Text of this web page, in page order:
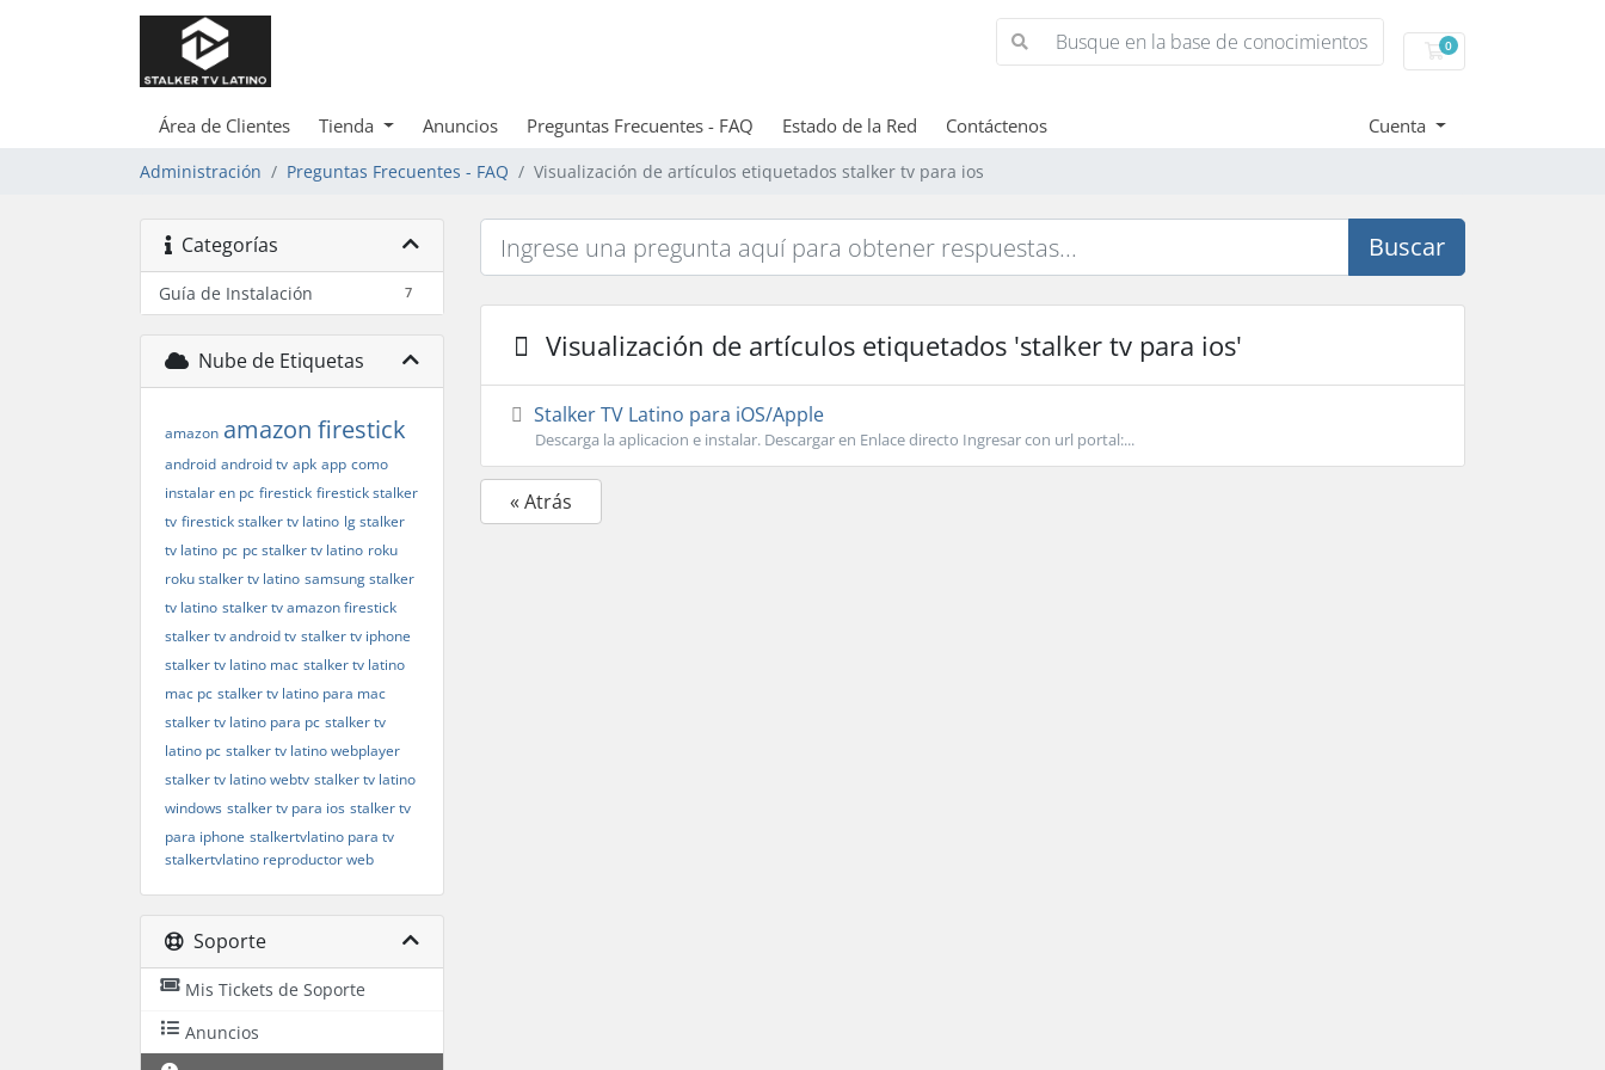
0
Carro de Pedidos
Área de Clientes Tienda Anuncios Preguntas Frecuentes - FAQ Estado de la Red Contáctenos Cuenta
Administración Preguntas Frecuentes - FAQ Visualización de artículos etiquetados stalker tv para ios
Categorías
Guía de Instalación 7
Nube de Etiquetas
amazon amazon firestick
android android tv apk app como
instalar en pc firestick firestick stalker
tv firestick stalker tv latino lg stalker
tv latino pc pc stalker tv latino roku
roku stalker tv latino samsung stalker
tv latino stalker tv amazon firestick
stalker tv android tv stalker tv iphone
stalker tv latino mac stalker tv latino
mac pc stalker tv latino para mac
stalker tv latino para pc stalker tv
latino pc stalker tv latino webplayer
stalker tv latino webtv stalker tv latino
windows stalker tv para ios stalker tv
para iphone stalkertvlatino para tv
stalkertvlatino reproductor web
Soporte
Mis Tickets de Soporte
Anuncios
Buscar
Visualización de artículos etiquetados 'stalker tv para ios'
Stalker TV Latino para iOS/Apple
Descarga la aplicacion e instalar. Descargar en Enlace directo Ingresar con url portal:...
« Atrás